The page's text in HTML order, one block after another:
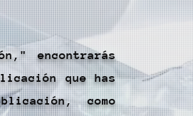
encontrarás
que has
como